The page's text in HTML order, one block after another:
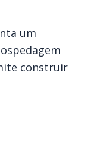
um
construir